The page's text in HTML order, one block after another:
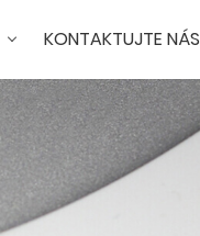
KONTAKTUJTE NÁS